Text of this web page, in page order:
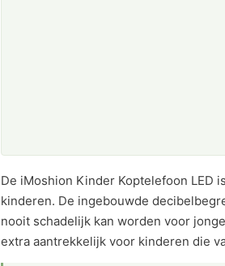
De iMoshion Kinder Koptelefoon LED
kinderen. De ingebouwde
nooit schadelijk kan worden voor
extra aantrekkelijk voor kinderen die